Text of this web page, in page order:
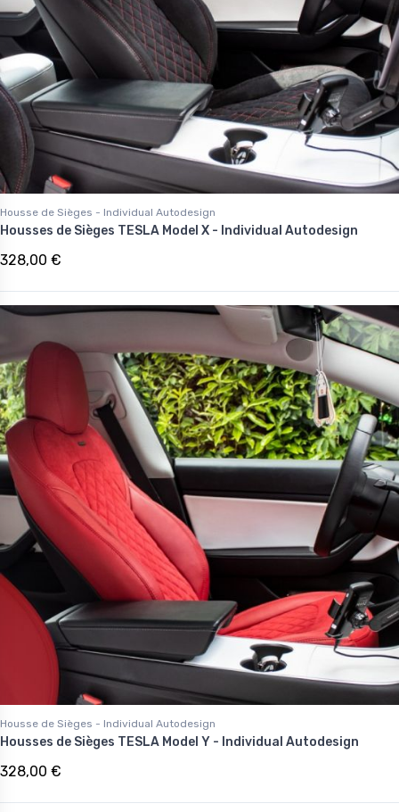
Housse de Sièges - Individual Autodesign
Housses de Sièges TESLA Model X - Individual Autodesign
328,00 €
Housse de Sièges - Individual Autodesign
Housses de Sièges TESLA Model Y - Individual Autodesign
328,00 €